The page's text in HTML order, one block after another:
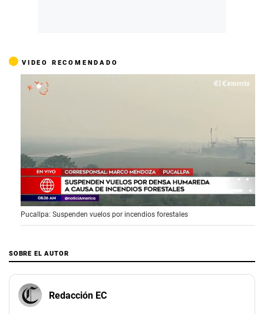
VIDEO RECOMENDADO
0
s
e
n
s
o
f
3
Pucallpa: Suspenden vuelos por incendios forestales
SOBRE EL AUTOR
Redacción EC